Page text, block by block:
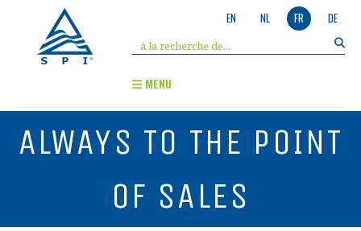
EN NL FR DE
MENU
ALWAYS TO THE POINT
OF SALES